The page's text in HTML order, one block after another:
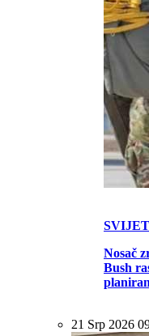
SVIJET
Nosač
Bush
21 Srp 2026